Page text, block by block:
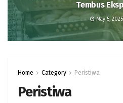
Tembus
May 5, 2025
Home Category Peristiwa
Peristiwa